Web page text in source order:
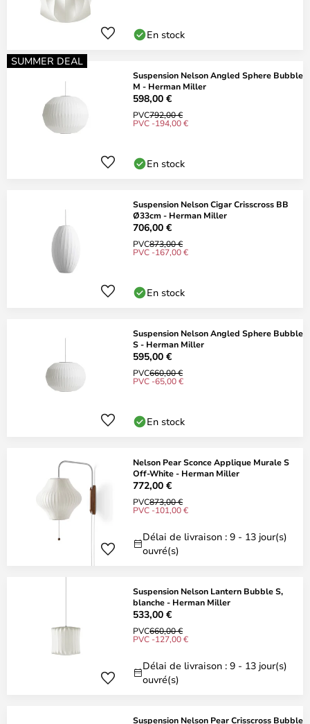
En stock
SUMMER DEAL
Suspension Nelson Angled Sphere Bubble
M - Herman Miller
598,00 €
PVC792,00 €
PVC -194,00 €
En stock
Suspension Nelson Cigar Crisscross BB
Ø33cm - Herman Miller
706,00 €
PVC873,00 €
PVC -167,00 €
En stock
Suspension Nelson Angled Sphere Bubble
S - Herman Miller
595,00 €
PVC660,00 €
PVC -65,00 €
En stock
Nelson Pear Sconce Applique Murale S
Off-White - Herman Miller
772,00 €
PVC873,00 €
PVC -101,00 €
Délai de livraison : 9 - 13 jour(s)
ouvré(s)
Suspension Nelson Lantern Bubble S,
blanche - Herman Miller
533,00 €
PVC660,00 €
PVC -127,00 €
Délai de livraison : 9 - 13 jour(s)
ouvré(s)
Suspension Nelson Pear Crisscross Bubble